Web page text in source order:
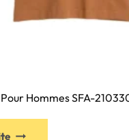
Hommes SFA-